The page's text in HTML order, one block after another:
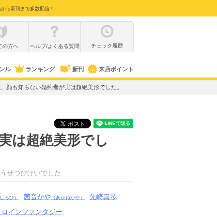
ら新刊まで多数配信！
の方へ ヘルプ/よくある質問 チェック履歴
ル ランキング 新刊 来店ポイント
顔も知らない婚約者が実は超絶美形でした。
は超絶美形でし
ぜつびけいでした
しろひ） 茜音かや （あかねかや）
先崎真琴
インファンタジー